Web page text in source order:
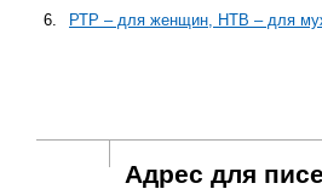
6.
РТР – для женщин, НТВ – для
Адрес для